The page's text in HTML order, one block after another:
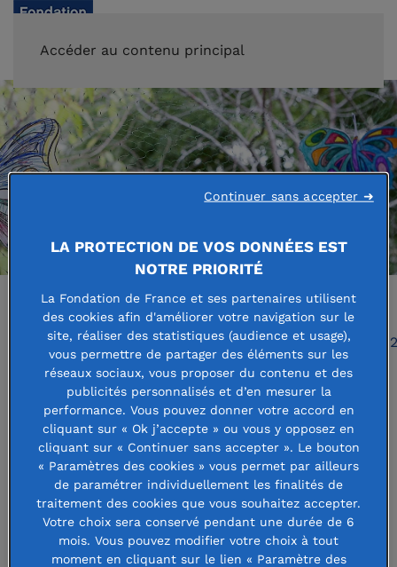
Accéder au contenu principal
Accueil Espace presse Communiqué de presse
Fondation de France : la
Fondation de toutes les
causes
19 novembre 2015
LA PROTECTION DE VOS DONNÉES EST
NOTRE PRIORITÉ
La Fondation de France et ses partenaires utilisent
des cookies afin d'améliorer votre navigation sur le
site, réaliser des statistiques (audience et usage),
vous permettre de partager des éléments sur les
réseaux sociaux, vous proposer du contenu et des
publicités personnalisés et d’en mesurer la
performance. Vous pouvez donner votre accord en
cliquant sur « Ok j’accepte » ou vous y opposez en
cliquant sur « Continuer sans accepter ». Le bouton
« Paramètres des cookies » vous permet par ailleurs
de paramétrer individuellement les finalités de
traitement des cookies que vous souhaitez accepter.
Votre choix sera conservé pendant une durée de 6
mois. Vous pouvez modifier votre choix à tout
moment en cliquant sur le lien « Paramètre des
Continuer sans accepter ➜